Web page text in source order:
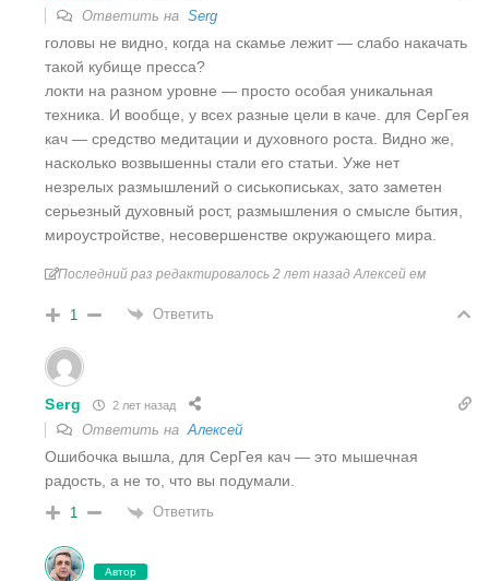
Ответить на Serg
головы не видно, когда на скамье лежит — слабо накачать
такой кубище пресса?
локти на разном уровне — просто особая уникальная
техника. И вообще, у всех разные цели в каче. для СерГея
кач — средство медитации и духовного роста. Видно же,
насколько возвышенны стали его статьи. Уже нет
незрелых размышлений о сиськописьках, зато заметен
серьезный духовный рост, размышления о смысле бытия,
мироустройстве, несовершенстве окружающего мира.
Последний раз редактировалось 2 лет назад Алексей ем
1 Ответить
Serg 2 лет назад
Ответить наАлексей
Ошибочка вышла, для СерГея кач — это мышечная
радость, а не то, что вы подумали.
1 Ответить
Автор